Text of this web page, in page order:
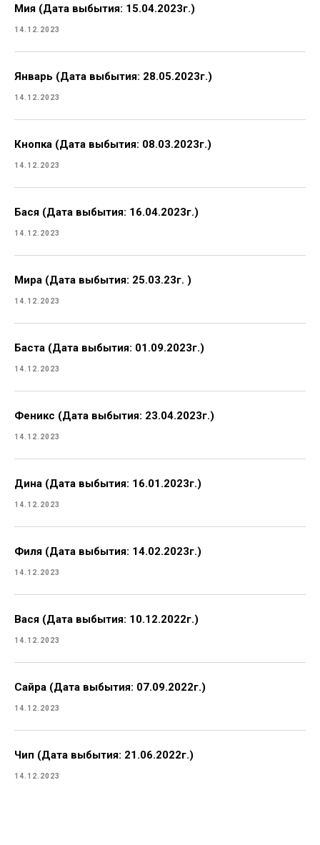
Мия (Дата выбытия: 15.04.2023г.)
14.12.2023
Январь (Дата выбытия: 28.05.2023г.)
14.12.2023
Кнопка (Дата выбытия: 08.03.2023г.)
14.12.2023
Бася (Дата выбытия: 16.04.2023г.)
14.12.2023
Мира (Дата выбытия: 25.03.23г. )
14.12.2023
Баста (Дата выбытия: 01.09.2023г.)
14.12.2023
Феникс (Дата выбытия: 23.04.2023г.)
14.12.2023
Дина (Дата выбытия: 16.01.2023г.)
14.12.2023
Филя (Дата выбытия: 14.02.2023г.)
14.12.2023
Вася (Дата выбытия: 10.12.2022г.)
14.12.2023
Сайра (Дата выбытия: 07.09.2022г.)
14.12.2023
Чип (Дата выбытия: 21.06.2022г.)
14.12.2023